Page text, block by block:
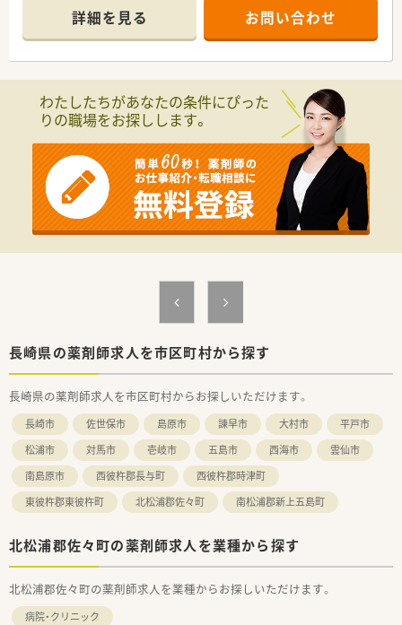
心に対応している環境です。
■パート薬剤師1名と助手2名体制で業務を行っており、協力し
ながら落ち着いて働ける職場です。
■精神病院ですが、認知症の患者様メインです
■精神科領域に興味を持ち、患者様一人ひとりと丁寧に向き合い
ながら長く勤務できる方を歓迎します。
■年齢に関わらず活躍できる環境であり、60代以上のシニア層
の方からの応募も積極的に受け付けています。
【法人特徴について】
■地域に根差した精神科医療を提供しており、患者様の心のケア
を重視した運営を行っている医療法人です。
■職員が心身ともに健康で働けるよう、ワークライフバランスを
重視した職場環境の整備に注力しています。
会への貢献を目指している安定した法人です。
ベートとの両立がしやすい勤務条件です。
■土日祝日が休みの完全週休2日制を採用しており、年間休日は
詳細を見る お問い合わせ
わたしたちがあなたの条件にぴった
りの職場をお探しします。
長崎県の薬剤師求人を市区町村から探す
長崎県の薬剤師求人を市区町村からお探しいただけます。
長崎市 佐世保市 島原市 諫早市 大村市
平戸市
松浦市
対馬市 壱岐市 五島市 西海市
雲仙市
南島原市
西彼杵郡長与町
西彼杵郡時津町
東彼杵郡東彼杵町
北松浦郡佐々町 南松浦郡新上五島町
北松浦郡佐々町の薬剤師求人を業種から探す
北松浦郡佐々町の薬剤師求人を業種からお探しいただけます。
病院・クリニック